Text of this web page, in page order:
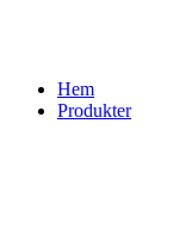
Hem
Produkter